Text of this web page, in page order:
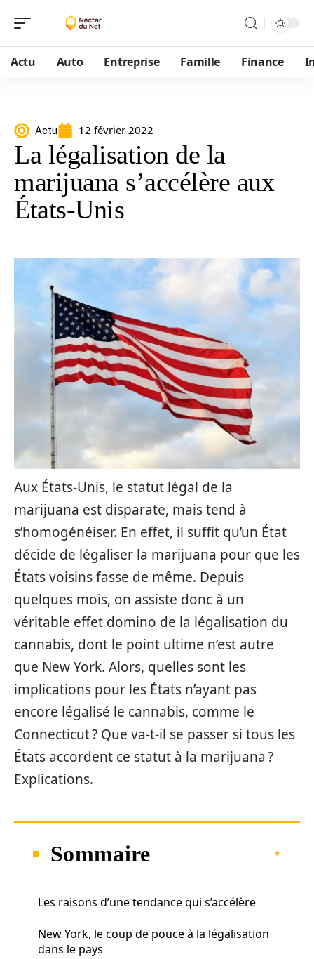
Actu Auto Entreprise Famille Finance
Actu 12 février 2022
La légalisation de la
marijuana s’accélère aux
États-Unis
Aux États-Unis, le statut légal de la
marijuana est disparate, mais tend à
s’homogénéiser. En effet, il suffit qu’un État
décide de légaliser la marijuana pour que les
États voisins fasse de même. Depuis
quelques mois, on assiste donc à un
véritable effet domino de la légalisation du
cannabis, dont le point ultime n’est autre
que New York. Alors, quelles sont les
implications pour les États n’ayant pas
encore légalisé le cannabis, comme le
Connecticut ? Que va-t-il se passer si tous les
États accordent ce statut à la marijuana ?
Explications.
Sommaire
Les raisons d’une tendance qui s’accélère
New York, le coup de pouce à la légalisation
dans le pays